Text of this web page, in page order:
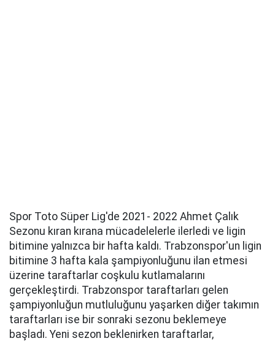
Spor Toto Süper Lig'de 2021- 2022 Ahmet Çalık
Sezonu kıran kırana mücadelelerle ilerledi ve ligin
bitimine yalnızca bir hafta kaldı. Trabzonspor'un ligin
bitimine 3 hafta kala şampiyonluğunu ilan etmesi
üzerine taraftarlar coşkulu kutlamalarını
gerçekleştirdi. Trabzonspor taraftarları gelen
şampiyonluğun mutluluğunu yaşarken diğer takımın
taraftarları ise bir sonraki sezonu beklemeye
başladı. Yeni sezon beklenirken taraftarlar,